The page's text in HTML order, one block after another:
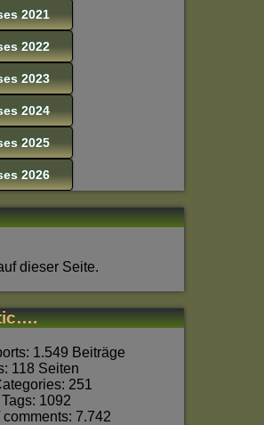
2021
2022
2023
2024
2025
2026
dieser Seite.
1.549 Beiträge
118 Seiten
251
1092
comments: 7.742